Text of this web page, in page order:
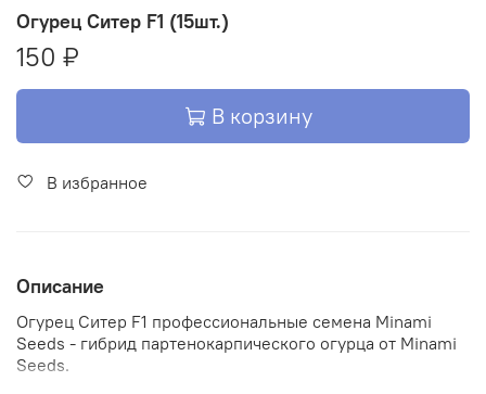
Огурец Ситер F1 (15шт.)
150 ₽
В корзину
В избранное
Описание
Огурец Ситер F1 профессиональные семена Minami
Seeds - гибрид партенокарпического огурца от Minami
Seeds.